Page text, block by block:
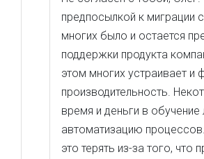
предпосылкой к миграции
многих было и остается
поддержки продукта
этом многих устраивает и
производительность.
время и деньги в обучение
автоматизацию
это терять из-за того, что